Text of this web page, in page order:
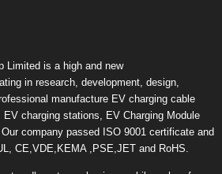
Limited is a high and new
in research, development, design,
manufacture EV charging cable
charging stations, EV Charging Module
company passed ISO 9001 certificate and
CE,VDE,KEMA ,PSE,JET and RoHS.